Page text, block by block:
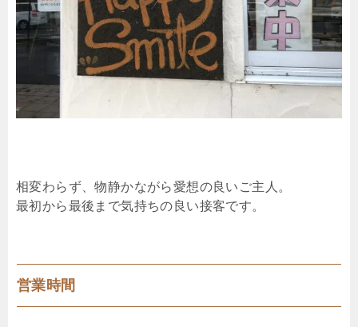
相変わらず、物静かながら愛想の良いご主人。
最初から最後まで気持ちの良い接客です。
営業時間